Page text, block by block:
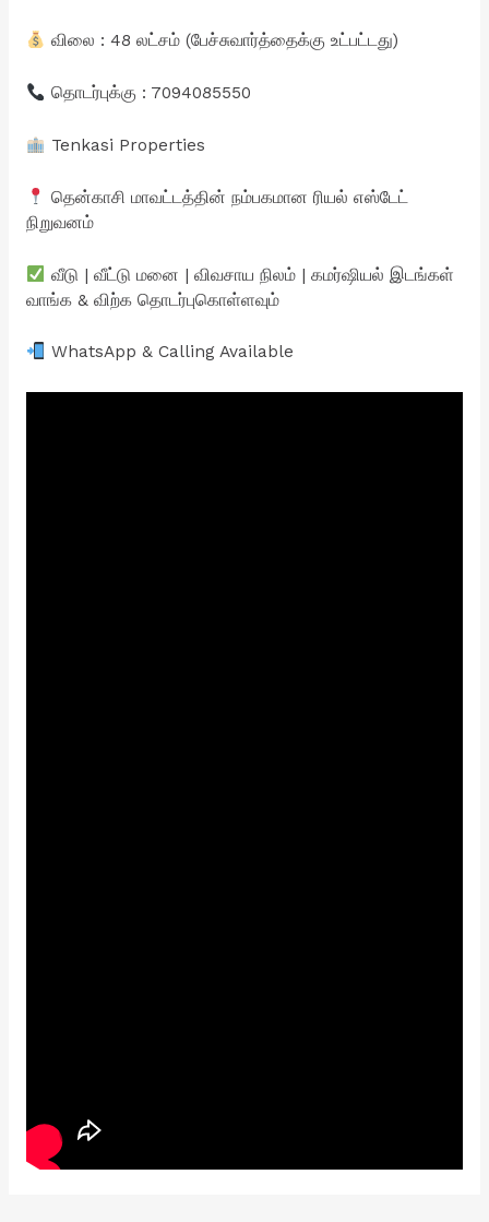
விலை : 48 லட்சம் (பேச்சுவார்த்தைக்கு உட்பட்டது)
தொடர்புக்கு : 7094085550
Tenkasi Properties
தென்காசி மாவட்டத்தின் நம்பகமான ரியல் எஸ்டேட்
நிறுவனம்
வீடு | வீட்டு மனை | விவசாய நிலம் | கமர்ஷியல் இடங்கள்
வாங்க & விற்க தொடர்புகொள்ளவும்
WhatsApp & Calling Available